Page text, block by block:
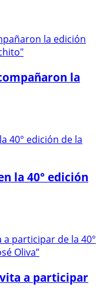
la
la 40° edición
a participar